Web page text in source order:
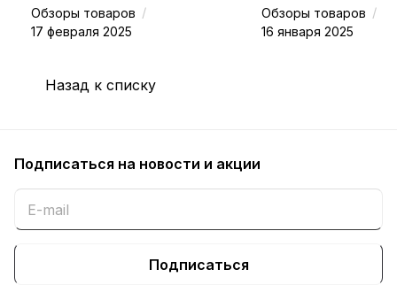
Обзоры товаров /
17 февраля 2025
Обзоры товаров /
16 января 2025
Назад к списку
Подписаться на новости и акции
Подписаться